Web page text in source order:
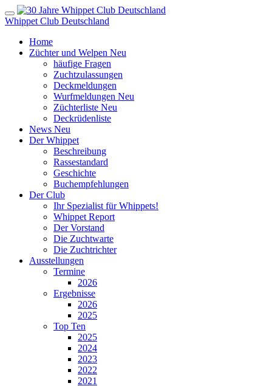
Whippet Club Deutschland
Home
Züchter und Welpen Neu
häufige Fragen
Zuchtzulassungen
Deckmeldungen
Wurfmeldungen Neu
Züchterliste Neu
Deckrüdenliste
News Neu
Der Whippet
Beschreibung
Rassestandard
Geschichte
Buchempfehlungen
Der Club
Ihr Spezialist für Whippets!
Whippet Report
Der Vorstand
Die Zuchtwarte
Die Zuchtrichter
Ausstellungen
Termine
2026
Ergebnisse
2026
2025
Top Ten
2025
2024
2023
2022
2021